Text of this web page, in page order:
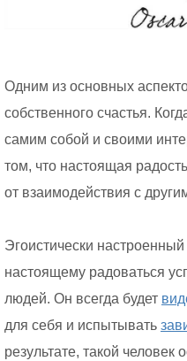
Одним из основных
собственного счастья.
самим собой и своими
том, что настоящая
от взаимодействия с
Эгоистически
настоящему радоваться
людей. Он всегда будет
для себя и испытывать
результате, такой